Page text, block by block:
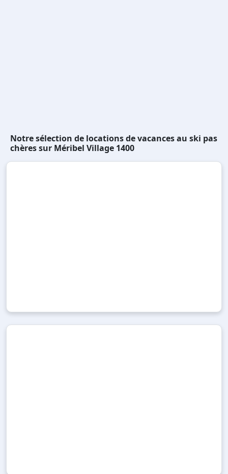
Notre sélection de locations de vacances au ski pas
chères sur Méribel Village 1400